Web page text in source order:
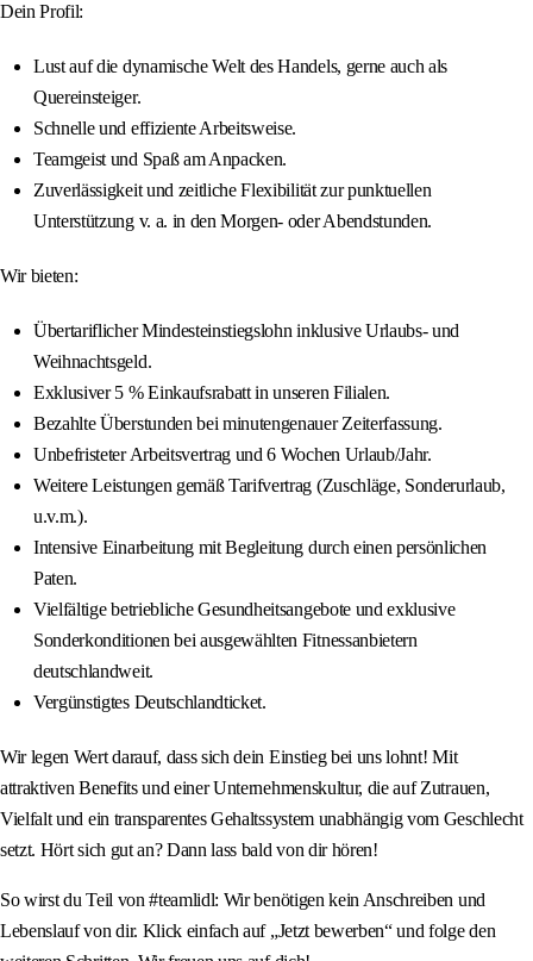
Dein Profil:
Lust auf die dynamische Welt des Handels, gerne auch als
Quereinsteiger.
Schnelle und effiziente Arbeitsweise.
Teamgeist und Spaß am Anpacken.
Zuverlässigkeit und zeitliche Flexibilität zur punktuellen
Unterstützung v. a. in den Morgen- oder Abendstunden.
Wir bieten:
Übertariflicher Mindesteinstiegslohn inklusive Urlaubs- und
Weihnachtsgeld.
Exklusiver 5 % Einkaufsrabatt in unseren Filialen.
Bezahlte Überstunden bei minutengenauer Zeiterfassung.
Unbefristeter Arbeitsvertrag und 6 Wochen Urlaub/Jahr.
Weitere Leistungen gemäß Tarifvertrag (Zuschläge, Sonderurlaub,
u.v.m.).
Intensive Einarbeitung mit Begleitung durch einen persönlichen
Paten.
Vielfältige betriebliche Gesundheitsangebote und exklusive
Sonderkonditionen bei ausgewählten Fitnessanbietern
deutschlandweit.
Vergünstigtes Deutschlandticket.
Wir legen Wert darauf, dass sich dein Einstieg bei uns lohnt! Mit
attraktiven Benefits und einer Unternehmenskultur, die auf Zutrauen,
Vielfalt und ein transparentes Gehaltssystem unabhängig vom Geschlecht
setzt. Hört sich gut an? Dann lass bald von dir hören!
So wirst du Teil von #teamlidl: Wir benötigen kein Anschreiben und
Lebenslauf von dir. Klick einfach auf „Jetzt bewerben“ und folge den